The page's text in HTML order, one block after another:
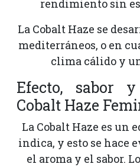
rendimiento sin
La Cobalt Haze se
mediterráneos, o en
clima cálido y
Efecto, sabor
Cobalt Haze
La Cobalt Haze es un
indica, y esto se hace
el aroma y el sabor.